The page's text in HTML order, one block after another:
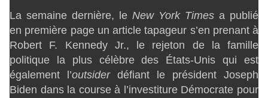
La semaine dernière, le New York Times a publié
en première page un article tapageur s’en prenant à
Robert F. Kennedy Jr., le rejeton de la famille
politique la plus célèbre des États-Unis qui est
également l’outsider défiant le président Joseph
Biden dans la course à l’investiture Démocrate pour